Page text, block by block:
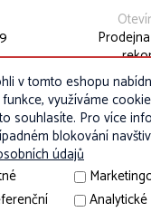
v tomto eshopu
využíváme
souhlasíte. Pro více
blokování
údajů
Analytické